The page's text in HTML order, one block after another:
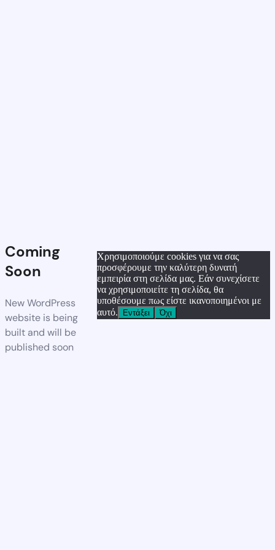
Coming
Soon
New WordPress
website is being
built and will be
published soon
Χρησιμοποιούμε cookies για να σας
προσφέρουμε την καλύτερη δυνατή
εμπειρία στη σελίδα μας. Εάν συνεχίσετε
να χρησιμοποιείτε τη σελίδα, θα
υποθέσουμε πως είστε ικανοποιημένοι με
αυτό.
Εντάξει Όχι